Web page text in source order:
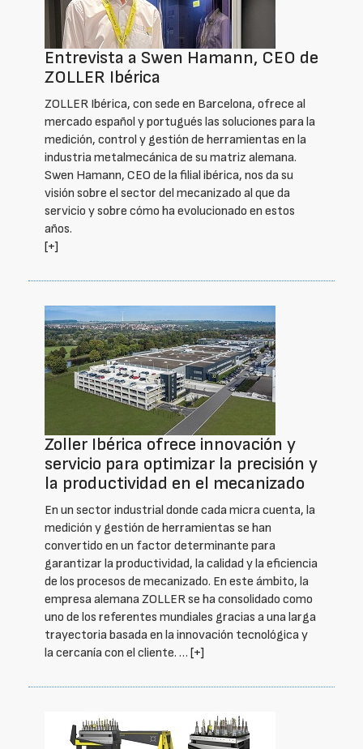
Entrevista a Swen Hamann, CEO de
ZOLLER Ibérica
ZOLLER Ibérica, con sede en Barcelona, ofrece al
mercado español y portugués las soluciones para la
medición, control y gestión de herramientas en la
industria metalmecánica de su matriz alemana.
Swen Hamann, CEO de la filial ibérica, nos da su
visión sobre el sector del mecanizado al que da
servicio y sobre cómo ha evolucionado en estos
años.
[+]
Zoller Ibérica ofrece innovación y
servicio para optimizar la precisión y
la productividad en el mecanizado
En un sector industrial donde cada micra cuenta, la
medición y gestión de herramientas se han
convertido en un factor determinante para
garantizar la productividad, la calidad y la eficiencia
de los procesos de mecanizado. En este ámbito, la
empresa alemana ZOLLER se ha consolidado como
uno de los referentes mundiales gracias a una larga
trayectoria basada en la innovación tecnológica y
la cercanía con el cliente. … [+]